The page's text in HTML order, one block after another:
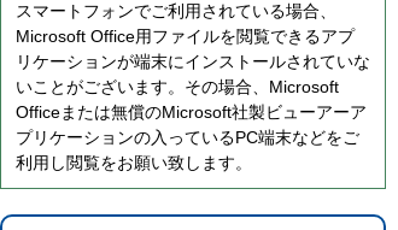
スマートフォンでご利用されている場合、
Microsoft Office用ファイルを閲覧できるアプ
リケーションが端末にインストールされていな
いことがございます。その場合、Microsoft
Officeまたは無償のMicrosoft社製ビューアーア
プリケーションの入っているPC端末などをご
利用し閲覧をお願い致します。